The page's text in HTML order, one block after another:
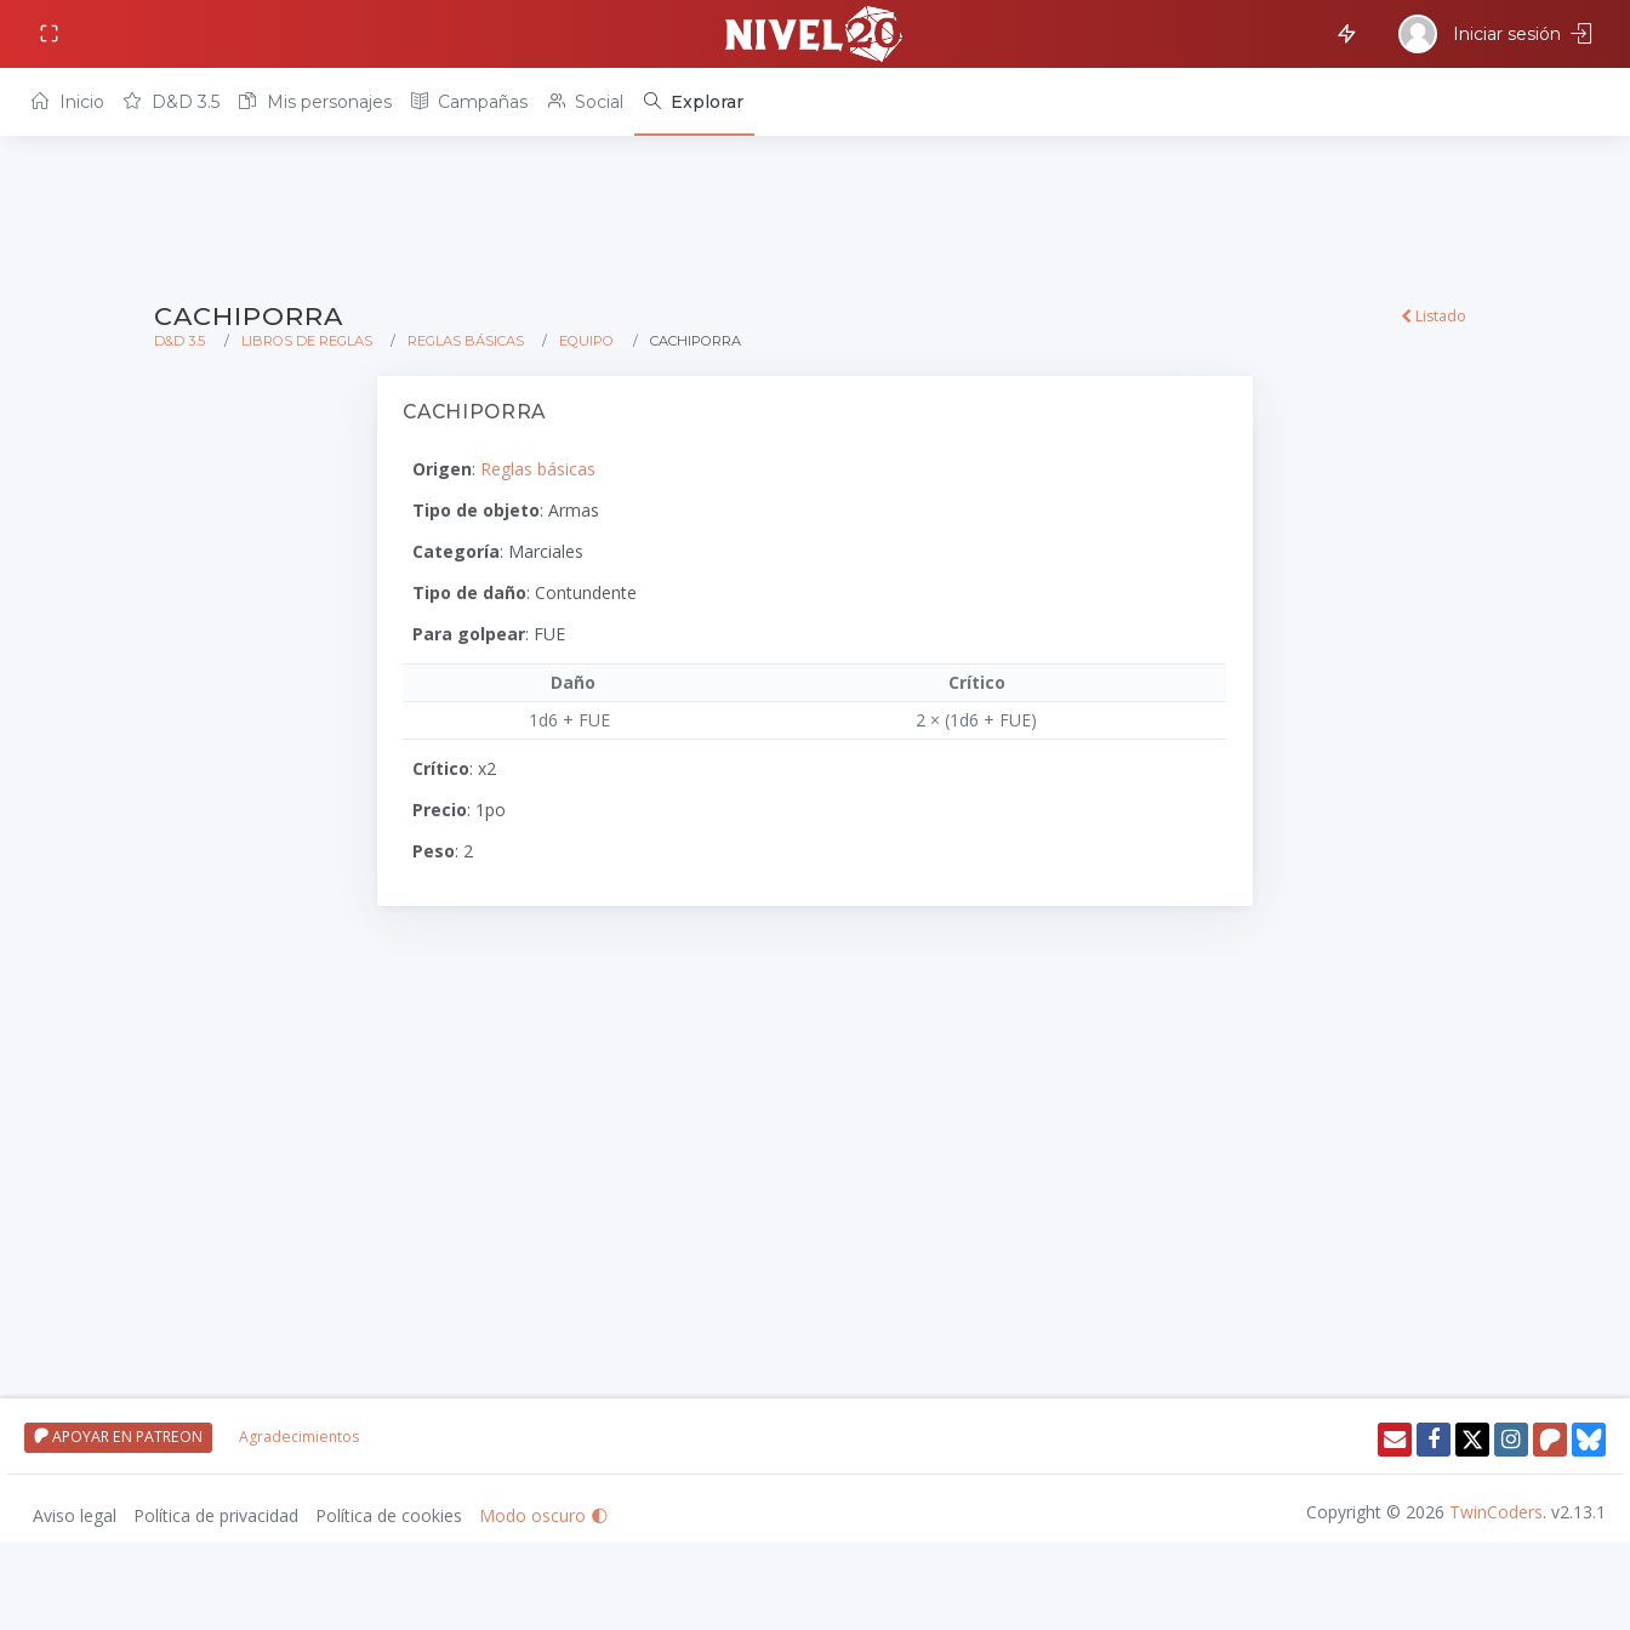
Iniciar sesión
Inicio D&D 3.5 Mis personajes Campañas Social Explorar
CACHIPORRA
D&D 3.5 LIBROS DE REGLAS REGLAS BÁSICAS EQUIPO CACHIPORRA
Listado
CACHIPORRA
Origen: Reglas básicas
Tipo de objeto: Armas
Categoría: Marciales
Tipo de daño: Contundente
Para golpear: FUE
Daño
Crítico
1d6 + FUE
2 × (1d6 + FUE)
Crítico: x2
Precio: 1po
Peso: 2
APOYAR EN PATREON Agradecimientos
Aviso legal Política de privacidad Política de cookies Modo oscuro 🌓 Copyright © 2026 TwinCoders. v2.13.1